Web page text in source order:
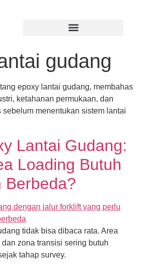
gudang
epoxy lantai gudang, membahas
ketahanan permukaan, dan
sebelum menentukan sistem lantai
Lantai Gudang:
Loading Butuh
Berbeda?
tidak bisa dibaca rata. Area
dan zona transisi sering butuh
tahap survey.